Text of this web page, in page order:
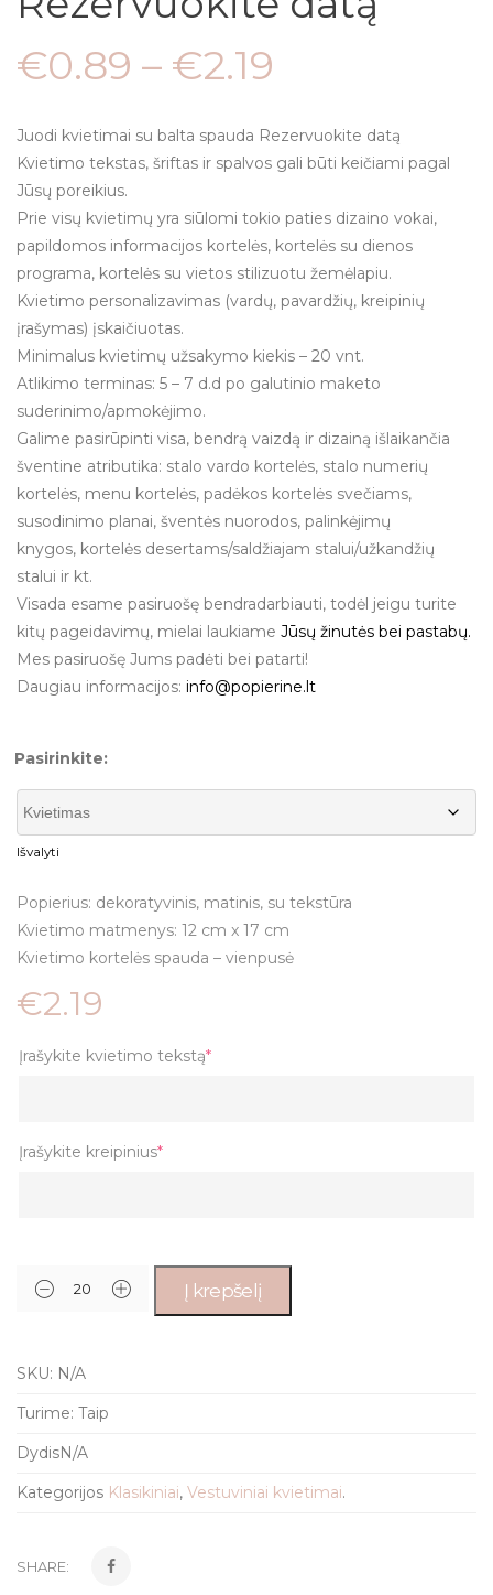
€0.89 – €2.19
Juodi kvietimai su balta spauda Rezervuokite datą
Kvietimo tekstas, šriftas ir spalvos gali būti keičiami pagal
Jūsų poreikius.
Prie visų kvietimų yra siūlomi tokio paties dizaino vokai,
papildomos informacijos kortelės, kortelės su dienos
programa, kortelės su vietos stilizuotu žemėlapiu.
Kvietimo personalizavimas (vardų, pavardžių, kreipinių
įrašymas) įskaičiuotas.
Minimalus kvietimų užsakymo kiekis – 20 vnt.
Atlikimo terminas: 5 – 7 d.d po galutinio maketo
suderinimo/apmokėjimo.
Galime pasirūpinti visa, bendrą vaizdą ir dizainą išlaikančia
šventine atributika: stalo vardo kortelės, stalo numerių
kortelės, menu kortelės, padėkos kortelės svečiams,
susodinimo planai, šventės nuorodos, palinkėjimų
knygos, kortelės desertams/saldžiajam stalui/užkandžių
stalui ir kt.
Visada esame pasiruošę bendradarbiauti, todėl jeigu turite
kitų pageidavimų, mielai laukiame Jūsų žinutės bei pastabų.
Mes pasiruošę Jums padėti bei patarti!
Daugiau informacijos: info@popierine.lt
Pasirinkite:
Išvalyti
Popierius: dekoratyvinis, matinis, su tekstūra
Kvietimo matmenys: 12 cm x 17 cm
Kvietimo kortelės spauda – vienpusė
€2.19
Įrašykite kvietimo tekstą*
Įrašykite kreipinius*
Į krepšelį
SKU: N/A
Turime: Taip
DydisN/A
Kategorijos Klasikiniai, Vestuviniai kvietimai.
SHARE: